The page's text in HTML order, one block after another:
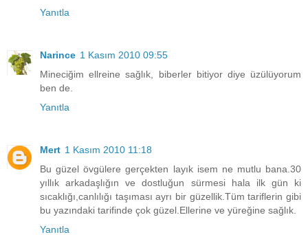
Yanıtla
Narince 1 Kasım 2010 09:55
Mineciğim ellreine sağlık, biberler bitiyor diye üzülüyorum
ben de.
Yanıtla
Mert 1 Kasım 2010 11:18
Bu güzel övgülere gerçekten layık isem ne mutlu bana.30
yıllık arkadaşlığın ve dostluğun sürmesi hala ilk gün ki
sıcaklığı,canlılığı taşıması ayrı bir güzellik.Tüm tariflerin gibi
bu yazındaki tarifinde çok güzel.Ellerine ve yüreğine sağlık.
Yanıtla